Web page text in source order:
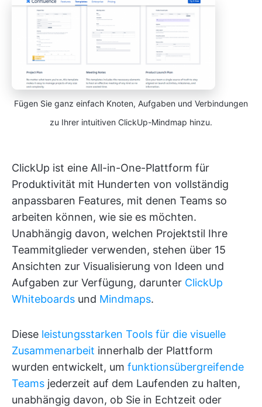
Fügen Sie ganz einfach Knoten, Aufgaben und Verbindungen
zu Ihrer intuitiven ClickUp-Mindmap hinzu.
ClickUp ist eine All-in-One-Plattform für
Produktivität mit Hunderten von vollständig
anpassbaren Features, mit denen Teams so
arbeiten können, wie sie es möchten.
Unabhängig davon, welchen Projektstil Ihre
Teammitglieder verwenden, stehen über 15
Ansichten zur Visualisierung von Ideen und
Aufgaben zur Verfügung, darunter ClickUp
Whiteboards und Mindmaps.
Diese leistungsstarken Tools für die visuelle
Zusammenarbeit innerhalb der Plattform
wurden entwickelt, um funktionsübergreifende
Teams jederzeit auf dem Laufenden zu halten,
unabhängig davon, ob Sie in Echtzeit oder